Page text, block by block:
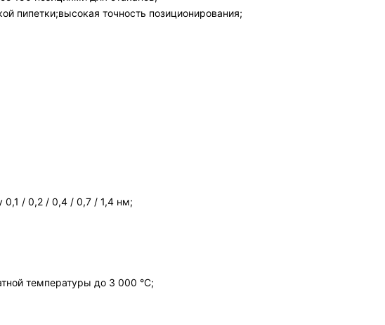
пипетки;высокая точность позиционирования;
0,1 / 0,2 / 0,4 / 0,7 / 1,4 нм;
температуры до 3 000 °C;